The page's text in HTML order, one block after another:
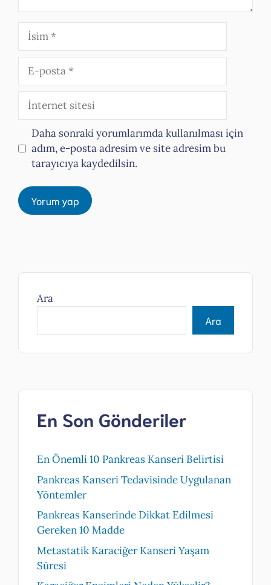
İsim
posta
İnternet
sitesi
Daha sonraki yorumlarımda kullanılması için
adım, e-posta adresim ve site adresim bu
tarayıcıya kaydedilsin.
Ara
Ara
En Son Gönderiler
En Önemli 10 Pankreas Kanseri Belirtisi
Pankreas Kanseri Tedavisinde Uygulanan
Yöntemler
Pankreas Kanserinde Dikkat Edilmesi
Gereken 10 Madde
Metastatik Karaciğer Kanseri Yaşam
Süresi